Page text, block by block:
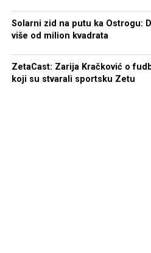
Solarni zid na putu ka Ostrogu:
više od milion kvadrata
ZetaCast: Zarija Kračković o
koji su stvarali sportsku Zetu